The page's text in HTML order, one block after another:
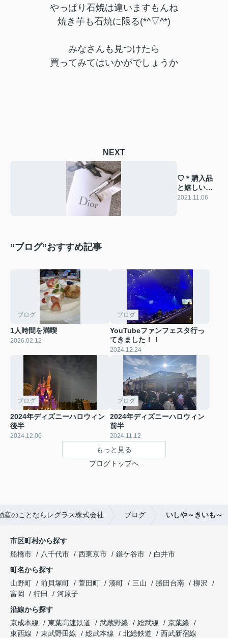
やっぱり石焼は違いますもんね
焼き芋も石焼に限る(*^▽^*)
みなさんも見つけたら
買ってみてはいかがでしょうか
NEXT
♡＊購入品
と嬉しいサ
プライズ＊
2021.11.06
”ブログ”おすすめ記事
ブログ
1人時間を満喫
2026.02.12
ブログ
YouTubeファンフェスタ行っ
てきました！！
2024.12.24
ブログ
2024年ディズニーハロウィン
後半
2024.12.06
ブログ
2024年ディズニーハロウィン
前半
2024.11.12
もっと見る
ブログトップへ
産のことならレグラス株式会社 ブログ いしや～きいも～
市区町村から探す
船橋市
八千代市 西東京市 鎌ケ谷市
白井市
町名から探す
山野町
前貝塚町 萱田町 湊町 三山 勝田台南
柳沢
富岡
行田
河原子
沿線から探す
京成本線
東葉高速鉄道 武蔵野線 総武線
京葉線
東西線
東武野田線 総武本線 北総鉄道
西武新宿線